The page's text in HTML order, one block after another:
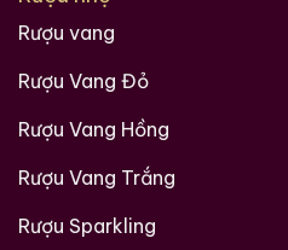
Rượu vang
Rượu Vang Đỏ
Rượu Vang Hồng
Rượu Vang Trắng
Rượu Sparkling